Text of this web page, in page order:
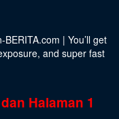
| You’ll get
and super fast
Halaman 1